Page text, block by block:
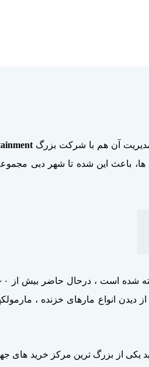
آن هم با شرکت بزرگ
باعث این شده تا شهر دبی
دیدن انواع مارهای خزنده ،
یکی از بزرگ ‌ترین مرکز خرید های